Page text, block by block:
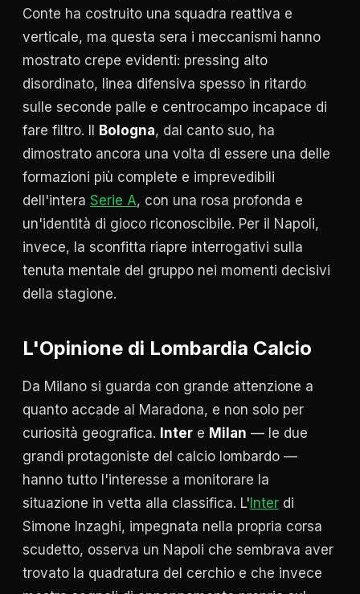
Conte ha costruito una squadra reattiva e
verticale, ma questa sera i meccanismi hanno
mostrato crepe evidenti: pressing alto
disordinato, linea difensiva spesso in ritardo
sulle seconde palle e centrocampo incapace di
fare filtro. Il
Bologna, dal canto suo, ha
dimostrato ancora una volta di essere una delle
formazioni più complete e imprevedibili
dell'intera Serie A, con una rosa profonda e
un'identità di gioco riconoscibile. Per il Napoli,
invece, la sconfitta riapre interrogativi sulla
tenuta mentale del gruppo nei momenti decisivi
della stagione.
L'Opinione di Lombardia Calcio
Da Milano si guarda con grande attenzione a
quanto accade al Maradona, e non solo per
curiosità geografica. Inter e Milan — le due
grandi protagoniste del calcio lombardo —
hanno tutto l'interesse a monitorare la
situazione in vetta alla classifica. L' Inter di
Simone Inzaghi, impegnata nella propria corsa
scudetto, osserva un Napoli che sembrava aver
trovato la quadratura del cerchio e che invece